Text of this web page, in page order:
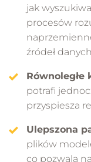
jak
procesów
źródeł
Równoległe
potrafi
przyspiesza
Ulepszona
plików
co pozwala